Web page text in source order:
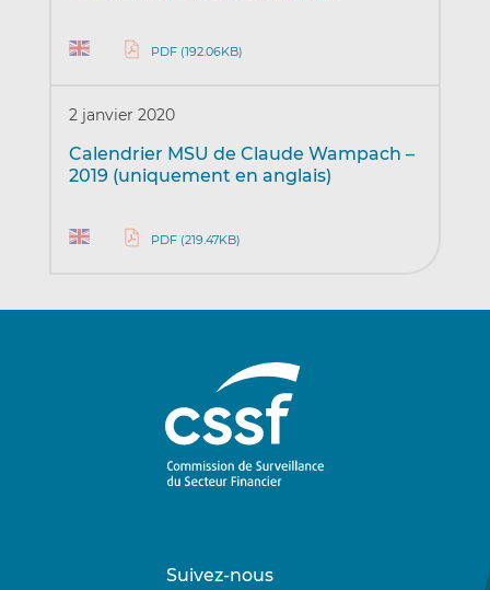
PDF (192.06KB)
2 janvier 2020
Calendrier MSU de Claude Wampach –
2019 (uniquement en anglais)
PDF (219.47KB)
Suivez-nous